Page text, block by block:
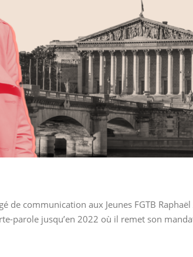
de communication aux Jeunes FGTB
parole jusqu’en 2022 où il remet son